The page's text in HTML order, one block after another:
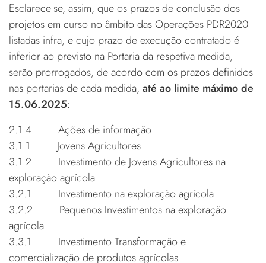
Esclarece-se, assim, que os prazos de conclusão dos
projetos em curso no âmbito das Operações PDR2020
listadas infra, e cujo prazo de execução contratado é
inferior ao previsto na Portaria da respetiva medida,
serão prorrogados, de acordo com os prazos definidos
nas portarias de cada medida, até ao limite máximo de
15.06.2025:
2.1.4 Ações de informação
3.1.1 Jovens Agricultores
3.1.2 Investimento de Jovens Agricultores na
exploração agrícola
3.2.1 Investimento na exploração agrícola
3.2.2 Pequenos Investimentos na exploração
agrícola
3.3.1 Investimento Transformação e
comercialização de produtos agrícolas